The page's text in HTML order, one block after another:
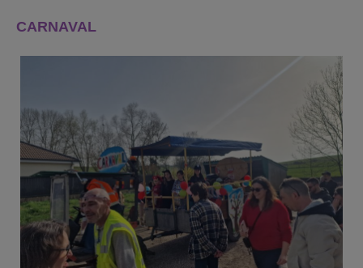
CARNAVAL